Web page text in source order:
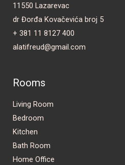
11550 Lazarevac
dr Đorđa Kovačevića broj 5
+ 381 11 8127 400
alatifreud@gmail.com
Rooms
Living Room
Bedroom
Kitchen
Bath Room
Home Office